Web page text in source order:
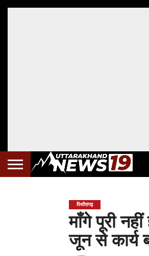
पिथौरागढ़
माँगे पूरी
जून से कार्य